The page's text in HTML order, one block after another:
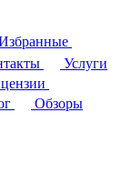
Услуги
Обзоры